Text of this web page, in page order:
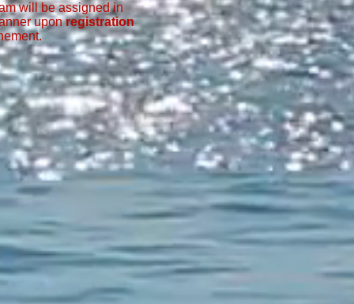
will be assigned in
uponregistration